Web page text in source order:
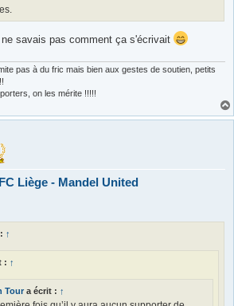
savais pas comment ça s'écrivait
pas à du fric mais bien aux gestes de soutien, petits
on les mérite !!!!!
Liège - Mandel United
↑
: ↑
Tour a écrit : ↑